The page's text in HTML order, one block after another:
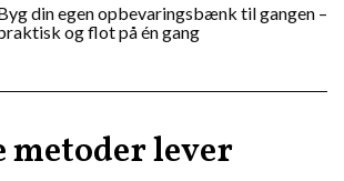
din egen opbevaringsbænk til gangen –
og flot på én gang
metoder lever